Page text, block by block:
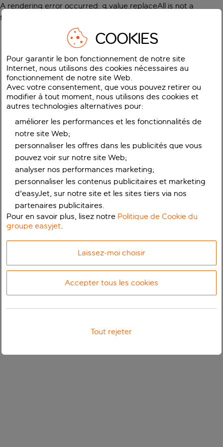
A rendering error occurred: g.value.replaceAll is not a
function
COOKIES
Pour garantir le bon fonctionnement de notre site
Internet, nous utilisons des cookies nécessaires au
fonctionnement de notre site Web.
Avec votre consentement, que vous pouvez retirer ou
modifier à tout moment, nous utilisons des cookies et
autres technologies alternatives pour:
améliorer les performances et les fonctionnalités de
notre site Web;
personnaliser les offres dans les publicités que vous
pouvez voir sur notre site Web;
analyser nos performances marketing;
personnaliser les contenus publicitaires et marketing
d'easyJet, sur notre site et les sites tiers via nos
partenaires publicitaires.
Pour en savoir plus, lisez notre Politique de Cookie du
groupe easyjet.
Laissez-moi choisir
Accepter tous les cookies
Tout rejeter